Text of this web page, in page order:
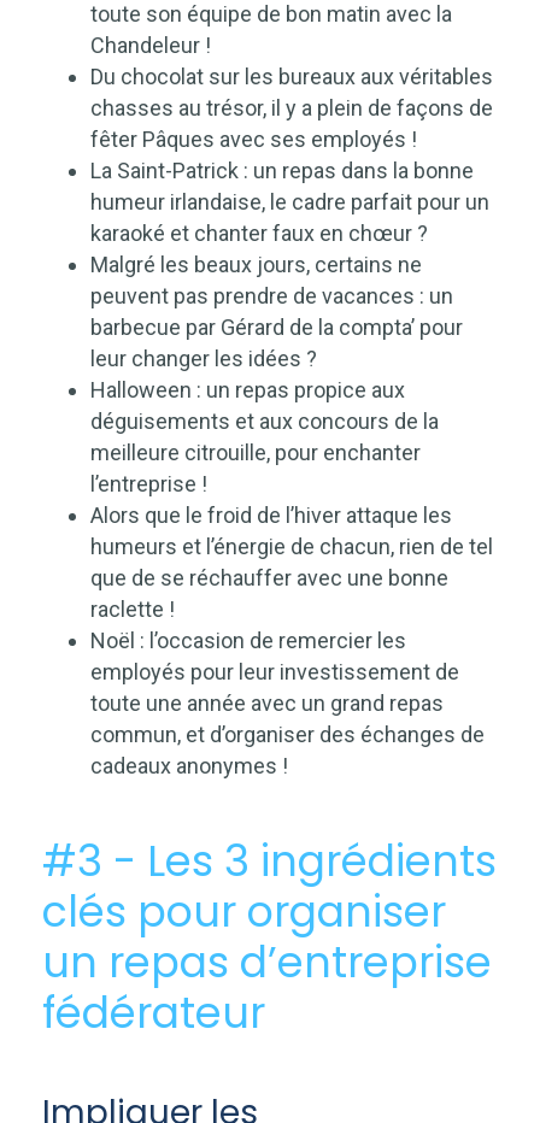
toute son équipe de bon matin avec la
Chandeleur !
Du chocolat sur les bureaux aux véritables
chasses au trésor, il y a plein de façons de
fêter Pâques avec ses employés !
La Saint-Patrick : un repas dans la bonne
humeur irlandaise, le cadre parfait pour un
karaoké et chanter faux en chœur ?
Malgré les beaux jours, certains ne
peuvent pas prendre de vacances : un
barbecue par Gérard de la compta’ pour
leur changer les idées ?
Halloween : un repas propice aux
déguisements et aux concours de la
meilleure citrouille, pour enchanter
l’entreprise !
Alors que le froid de l’hiver attaque les
humeurs et l’énergie de chacun, rien de tel
que de se réchauffer avec une bonne
raclette !
Noël : l’occasion de remercier les
employés pour leur investissement de
toute une année avec un grand repas
commun, et d’organiser des échanges de
cadeaux anonymes !
#3 - Les 3 ingrédients
clés pour organiser
un repas d’entreprise
fédérateur
Impliquer les